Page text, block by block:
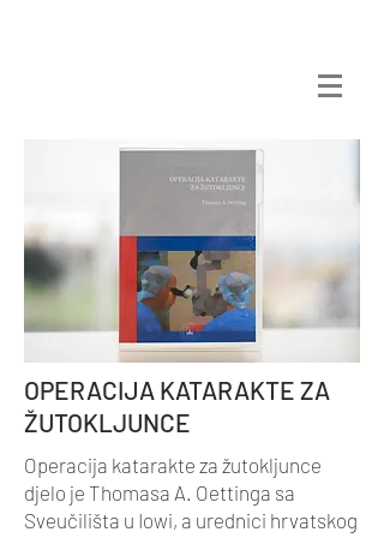
OPERACIJA KATARAKTE ZA
ŽUTOKLJUNCE
Operacija katarakte za žutokljunce
djelo je Thomasa A. Oettinga sa
Sveučilišta u Iowi, a urednici hrvatskog